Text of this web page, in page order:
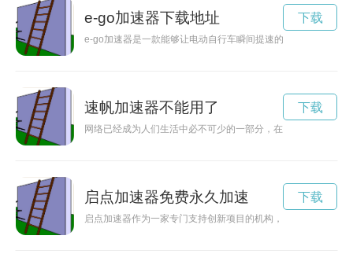
e-go加速器下载地址
e-go加速器是一款能够让电动自行车瞬间提速的工具，使用非
下载
速帆加速器不能用了
网络已经成为人们生活中必不可少的一部分，在日常生活中离
下载
启点加速器免费永久加速
启点加速器作为一家专门支持创新项目的机构，为创业者提供
下载